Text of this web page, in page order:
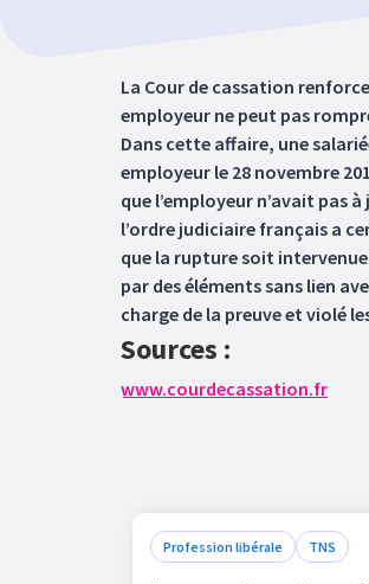
La Cour de cassation
employeur ne peut pas
Dans cette affaire, une
employeur le 28 novembre
que l’employeur n’avait pas
l’ordre judiciaire français a
que la rupture soit intervenue
par des éléments sans lien
charge de la preuve et violé
Sources :
www.courdecassation.fr
Profession libérale TNS